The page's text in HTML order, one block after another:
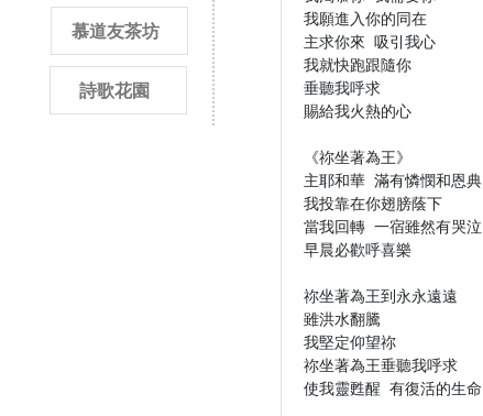
慕道友茶坊
詩歌花園
我願進入你的同在
主求你來 吸引我心
我就快跑跟隨你
垂聽我呼求
賜給我火熱的心
《祢坐著為王》
主耶和華 滿有憐憫和恩典
我投靠在你翅膀蔭下
當我回轉 一宿雖然有哭泣
早晨必歡呼喜樂
祢坐著為王到永永遠遠
雖洪水翻騰
我堅定仰望祢
祢坐著為王垂聽我呼求
使我靈甦醒 有復活的生命